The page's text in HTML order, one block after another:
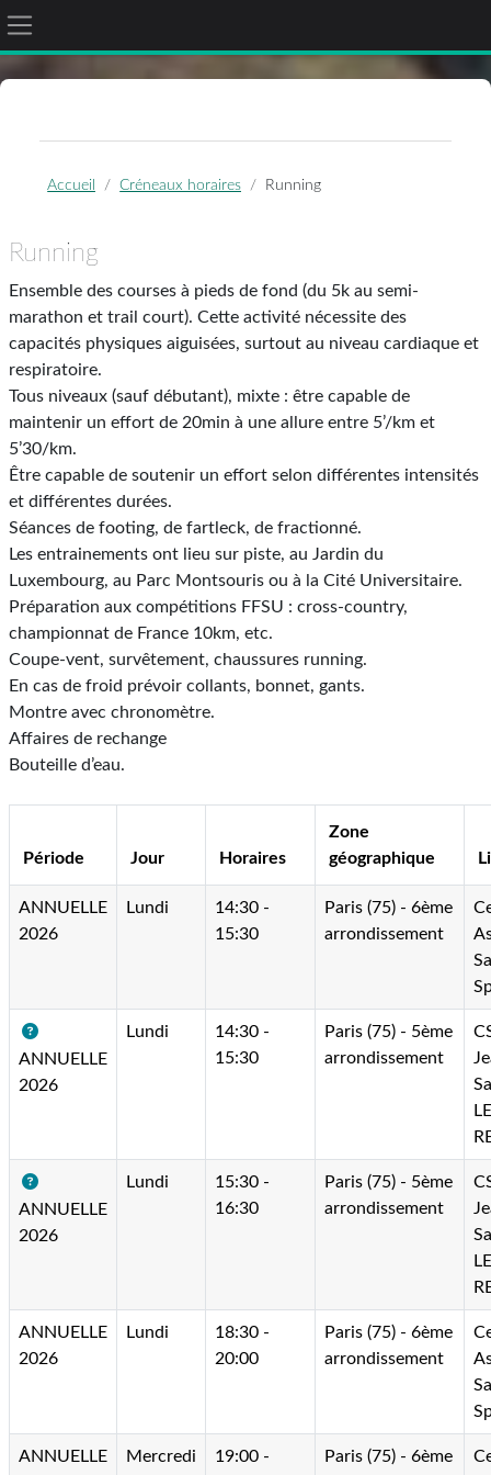
Passer au contenu principal
Panneau latéral
Accueil Créneaux horaires Running
Running
Ensemble des courses à pieds de fond (du 5k au semi-
marathon et trail court). Cette activité nécessite des
capacités physiques aiguisées, surtout au niveau cardiaque et
respiratoire.
Tous niveaux (sauf débutant), mixte : être capable de
maintenir un effort de 20min à une allure entre 5’/km et
5’30/km.
Être capable de soutenir un effort selon différentes intensités
et différentes durées.
Séances de footing, de fartleck, de fractionné.
Les entrainements ont lieu sur piste, au Jardin du
Luxembourg, au Parc Montsouris ou à la Cité Universitaire.
Préparation aux compétitions FFSU : cross-country,
championnat de France 10km, etc.
Coupe-vent, survêtement, chaussures running.
En cas de froid prévoir collants, bonnet, gants.
Montre avec chronomètre.
Affaires de rechange
Bouteille d’eau.
Période Jour Horaires
Zone
géographique
ANNUELLE
2026
Lundi
14:30 -
15:30
Paris (75) - 6ème
arrondissement
ANNUELLE
2026
Lundi
14:30 -
15:30
Paris (75) - 5ème
arrondissement
LE
ANNUELLE
2026
Lundi
15:30 -
16:30
Paris (75) - 5ème
arrondissement
LE
ANNUELLE
2026
Lundi
18:30 -
20:00
Paris (75) - 6ème
arrondissement
ANNUELLE
Mercredi
19:00 -
Paris (75) - 6ème